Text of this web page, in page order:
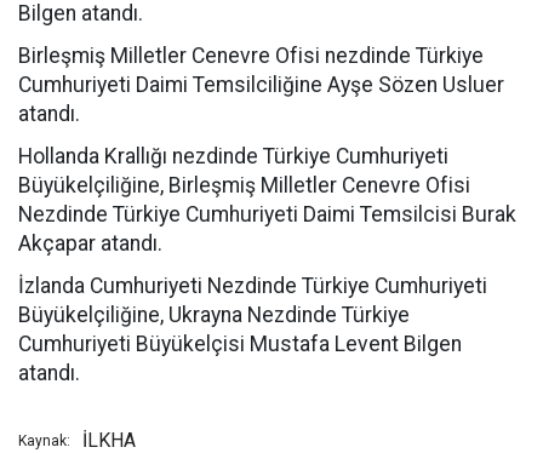
Bilgen atandı.
Birleşmiş Milletler Cenevre Ofisi nezdinde Türkiye
Cumhuriyeti Daimi Temsilciliğine Ayşe Sözen Usluer
atandı.
Hollanda Krallığı nezdinde Türkiye Cumhuriyeti
Büyükelçiliğine, Birleşmiş Milletler Cenevre Ofisi
Nezdinde Türkiye Cumhuriyeti Daimi Temsilcisi Burak
Akçapar atandı.
İzlanda Cumhuriyeti Nezdinde Türkiye Cumhuriyeti
Büyükelçiliğine, Ukrayna Nezdinde Türkiye
Cumhuriyeti Büyükelçisi Mustafa Levent Bilgen
atandı.
Kaynak: İLKHA